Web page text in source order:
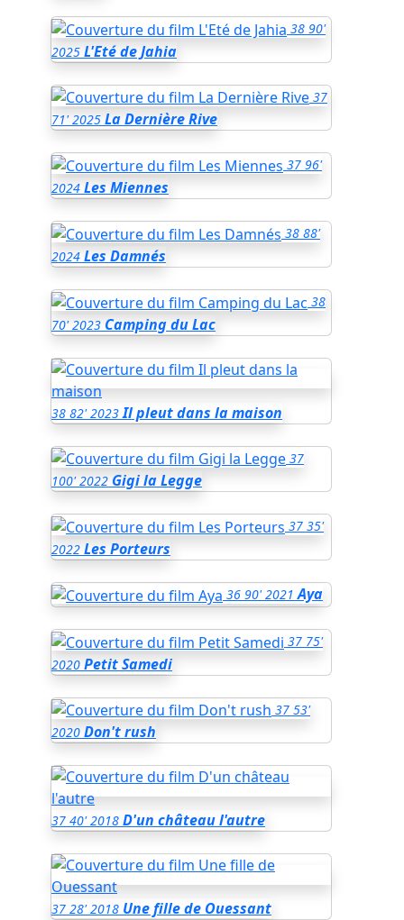
38 90'
2025 L'Eté de Jahia
37
71' 2025 La Dernière Rive
37 96'
2024 Les Miennes
38 88'
2024 Les Damnés
38
70' 2023 Camping du Lac
38 82' 2023 Il pleut dans la maison
37
100' 2022 Gigi la Legge
37 35'
2022 Les Porteurs
36 90' 2021 Aya
37 75'
2020 Petit Samedi
37 53'
2020 Don't rush
37 40' 2018 D'un château l'autre
37 28' 2018 Une fille de Ouessant